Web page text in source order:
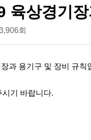
육상경기
회
과 용기구 및 장비 규칙
기 바랍니다.